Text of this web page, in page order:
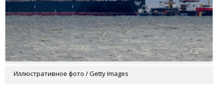
Иллюстративное фото / Getty Images